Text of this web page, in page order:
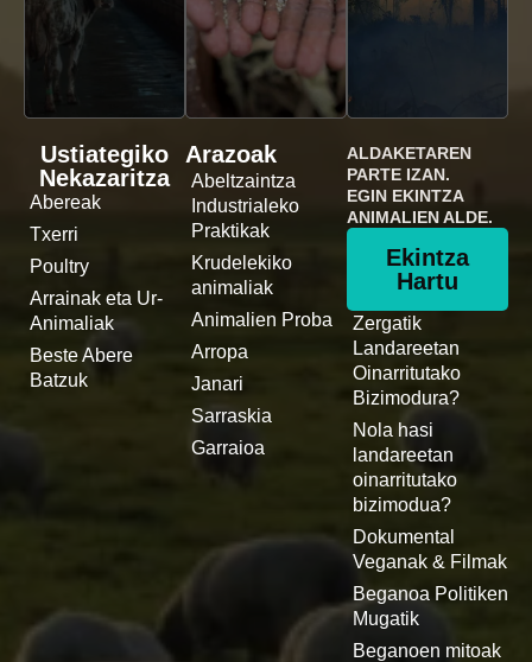
Ustiategiko
Nekazaritza
Abereak
Txerri
Poultry
Arrainak eta Ur-
Animaliak
Beste Abere
Batzuk
Arazoak
Abeltzaintza
Industrialeko
Praktikak
Krudelekiko
animaliak
Animalien Proba
Arropa
Janari
Sarraskia
Garraioa
ALDAKETAREN
PARTE IZAN.
EGIN EKINTZA
ANIMALIEN ALDE.
Ekintza
Hartu
Zergatik
Landareetan
Oinarritutako
Bizimodura?
Nola hasi
landareetan
oinarritutako
bizimodua?
Dokumental
Veganak & Filmak
Beganoa Politiken
Mugatik
Beganoen mitoak